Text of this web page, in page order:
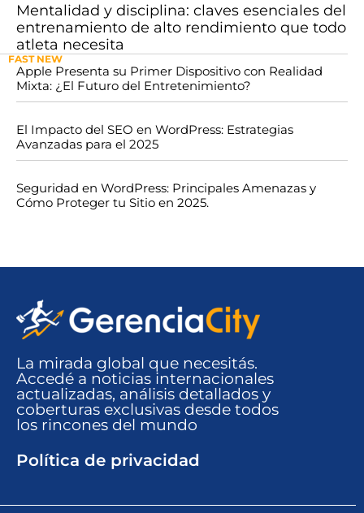
Mentalidad y disciplina: claves esenciales del
entrenamiento de alto rendimiento que todo
atleta necesita
FAST NEW
Apple Presenta su Primer Dispositivo con Realidad
Mixta: ¿El Futuro del Entretenimiento?
El Impacto del SEO en WordPress: Estrategias
Avanzadas para el 2025
Seguridad en WordPress: Principales Amenazas y
Cómo Proteger tu Sitio en 2025.
La mirada global que necesitás.
Accedé a noticias internacionales
actualizadas, análisis detallados y
coberturas exclusivas desde todos
los rincones del mundo​
Política de privacidad